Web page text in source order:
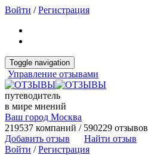
Войти /Регистрация
Toggle navigation
Управление отзывами
путеводитель
в мире мнений
Ваш город Москва
219537 компаний / 590229 отзывов
Добавить отзыв
Найти отзыв
Войти /Регистрация